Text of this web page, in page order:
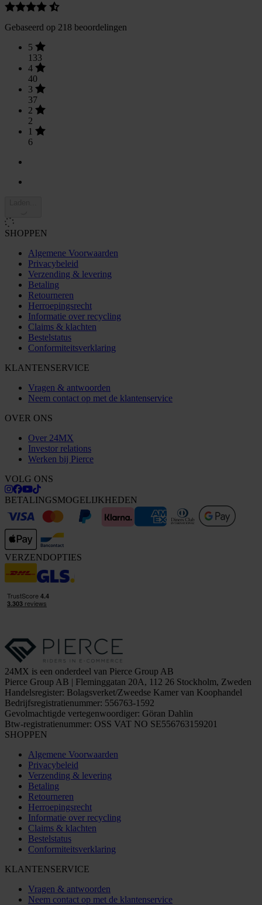
Gebaseerd op 218 beoordelingen
5
133
4
40
3
37
2
2
1
6
SHOPPEN
Algemene Voorwaarden
Privacybeleid
Verzending & levering
Betaling
Retourneren
Herroepingsrecht
Informatie over recycling
Claims & klachten
Bestelstatus
Conformiteitsverklaring
KLANTENSERVICE
Vragen & antwoorden
Neem contact op met de klantenservice
OVER ONS
Over 24MX
Investor relations
Werken bij Pierce
VOLG ONS
BETALINGSMOGELIJKHEDEN
VERZENDOPTIES
24MX is een onderdeel van Pierce Group AB
Pierce Group AB | Fleminggatan 20A, 112 26 Stockholm, Zweden
Handelsregister: Bolagsverket/Zweedse Kamer van Koophandel
Bedrijfsregistratienummer: 556763-1592
Gevolmachtigde vertegenwoordiger: Göran Dahlin
Btw-registratienummer: OSS VAT NO SE556763159201
SHOPPEN
Algemene Voorwaarden
Privacybeleid
Verzending & levering
Betaling
Retourneren
Herroepingsrecht
Informatie over recycling
Claims & klachten
Bestelstatus
Conformiteitsverklaring
KLANTENSERVICE
Vragen & antwoorden
Neem contact op met de klantenservice